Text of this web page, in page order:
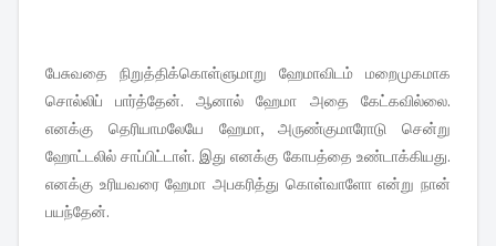
பேசுவதை நிறுத்திக்கொள்ளுமாறு ஹேமாவிடம் மறைமுகமாக
சொல்லிப் பார்த்தேன். ஆனால் ஹேமா அதை கேட்கவில்லை.
எனக்கு தெரியாமலேயே ஹேமா, அருண்குமாரோடு சென்று
ஹோட்டலில் சாப்பிட்டாள். இது எனக்கு கோபத்தை உண்டாக்கியது.
எனக்கு உரியவரை ஹேமா அபகரித்து கொள்வாளோ என்று நான்
பயந்தேன்.